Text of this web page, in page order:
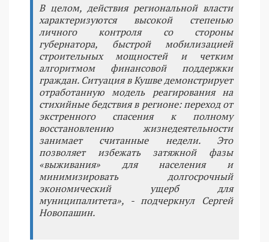
В целом, действия региональной власти
характеризуются высокой степенью
личного контроля со стороны
губернатора, быстрой мобилизацией
строительных мощностей и четким
алгоритмом финансовой поддержки
граждан. Ситуация в Кушве демонстрирует
отработанную модель реагирования на
стихийные бедствия в регионе: переход от
экстренного спасения к полному
восстановлению жизнедеятельности
занимает считанные недели. Это
позволяет избежать затяжной фазы
«выживания» для населения и
минимизировать долгосрочный
экономический ущерб для
муниципалитета», - подчеркнул Сергей
Новопашин.